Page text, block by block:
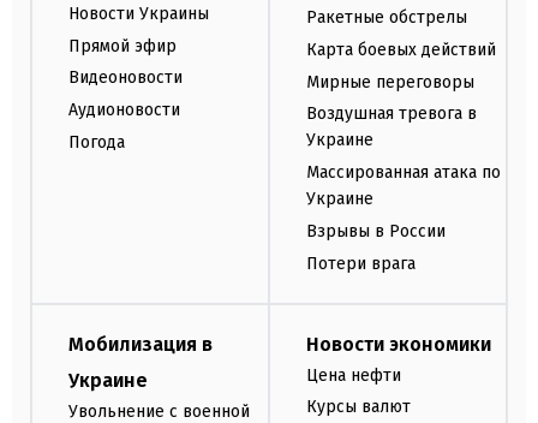
Новости Украины
Прямой эфир
Видеоновости
Аудионовости
Погода
Ракетные обстрелы
Карта боевых действий
Мирные переговоры
Воздушная тревога в
Украине
Массированная атака по
Украине
Взрывы в России
Потери врага
Мобилизация в
Украине
Увольнение с военной
Новости экономики
Цена нефти
Курсы валют